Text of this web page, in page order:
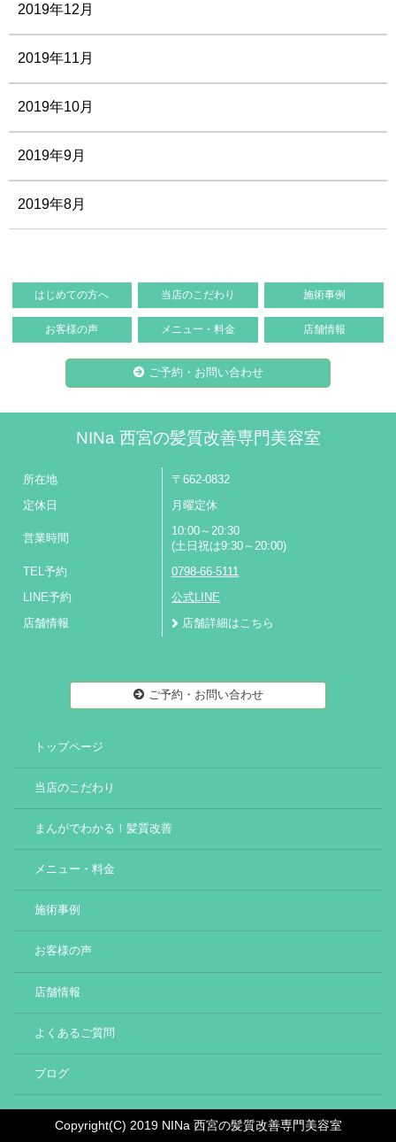
2019年12月
2019年11月
2019年10月
2019年9月
2019年8月
はじめての方へ 当店のこだわり 施術事例
お客様の声 メニュー・料金 店舗情報
ご予約・お問い合わせ
NINa 西宮の髪質改善専門美容室
所在地 〒662-0832
定休日 月曜定休
営業時間
10:00～20:30
(土日祝は9:30～20:00)
TEL予約 0798-66-5111
LINE予約 公式LINE
店舗情報 店舗詳細はこちら
ご予約・お問い合わせ
トップページ
当店のこだわり
まんがでわかる！髪質改善
メニュー・料金
施術事例
お客様の声
店舗情報
よくあるご質問
ブログ
Copyright(C) 2019 NINa 西宮の髪質改善専門美容室